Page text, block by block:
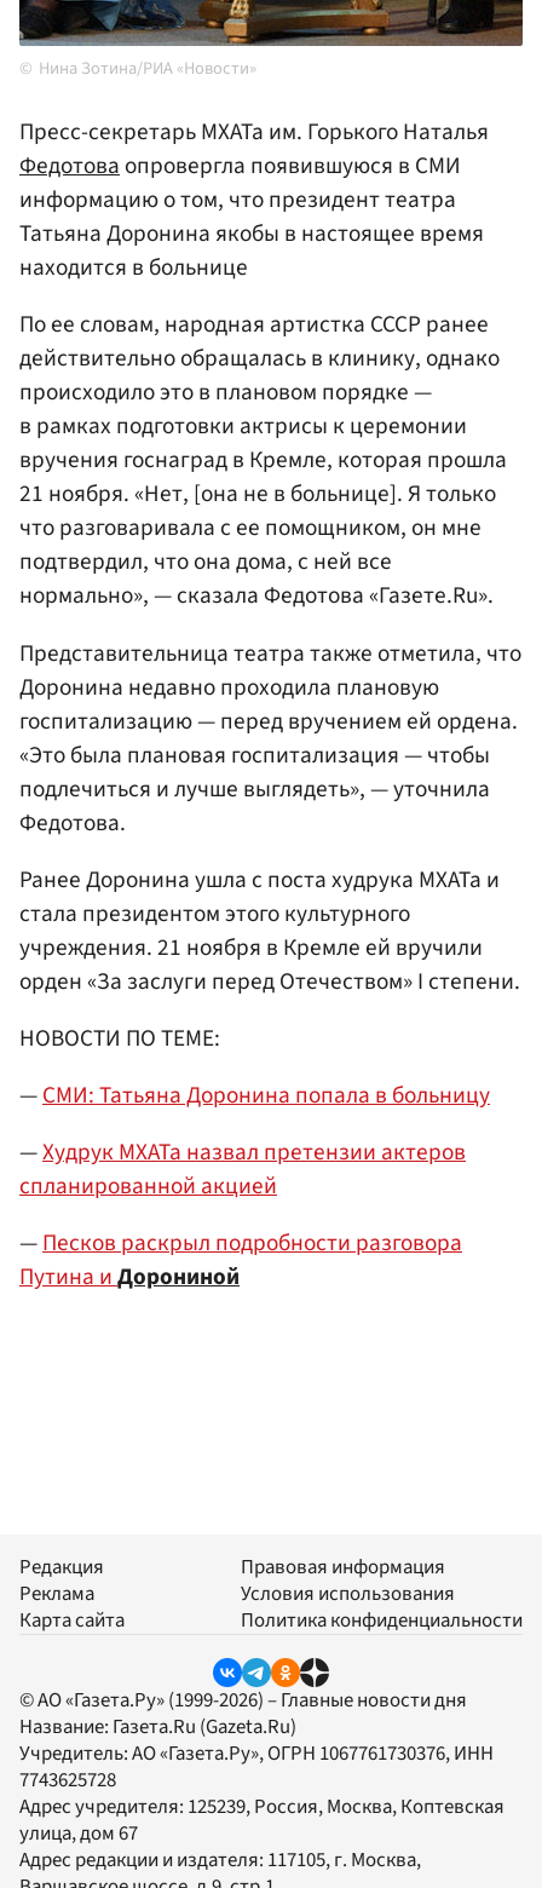
Нина Зотина/РИА «Новости»
Пресс-секретарь МХАТа им. Горького Наталья
Федотоваопровергла появившуюся в СМИ
информацию о том, что президент театра
Татьяна Доронина якобы в настоящее время
находится в больнице
По ее словам, народная артистка СССР ранее
действительно обращалась в клинику, однако
происходило это в плановом порядке —
в рамках подготовки актрисы к церемонии
вручения госнаград в Кремле, которая прошла
21 ноября. «Нет, [она не в больнице]. Я только
что разговаривала с ее помощником, он мне
подтвердил, что она дома, с ней все
нормально», — сказала Федотова «Газете.Ru».
Представительница театра также отметила, что
Доронина недавно проходила плановую
госпитализацию — перед вручением ей ордена.
«Это была плановая госпитализация — чтобы
подлечиться и лучше выглядеть», — уточнила
Федотова.
Ранее Доронина ушла с поста худрука МХАТа и
стала президентом этого культурного
учреждения. 21 ноября в Кремле ей вручили
орден «За заслуги перед Отечеством» I степени.
НОВОСТИ ПО ТЕМЕ:
—СМИ: Татьяна Доронина попала в больницу
—Худрук МХАТа назвал претензии актеров
спланированной акцией
—Песков раскрыл подробности разговора
Путина иДорониной
Редакция
Реклама
Карта сайта
Правовая информация
Условия использования
Политика конфиденциальности
© АО «Газета.Ру» (1999-2026) – Главные новости дня
Название: Газета.Ru (Gazeta.Ru)
Учредитель:АО «Газета.Ру», ОГРН 1067761730376, ИНН
7743625728
Адрес учредителя: 125239, Россия, Москва, Коптевская
улица, дом 67
Адрес редакции и издателя: 117105, г. Москва,